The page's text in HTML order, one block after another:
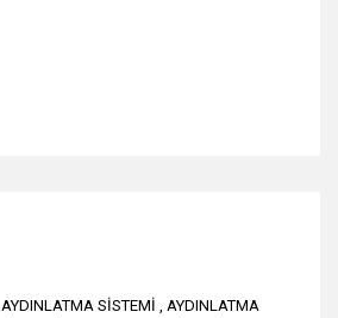
AYDINLATMA SİSTEMİ ,AYDINLATMA